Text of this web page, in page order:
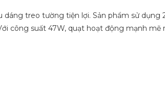
dáng treo tường tiện lợi. Sản phẩm sử dụng
công suất 47W, quạt hoạt động mạnh mẽ